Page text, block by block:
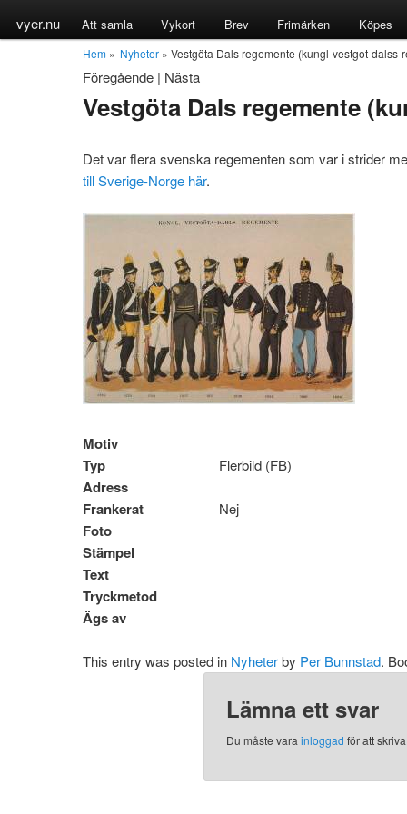
vyer.nu Att samla Vykort Brev Frimärken Köpes
Hem » Nyheter » Vestgöta Dals regemente (kungl-vestgot-dalss-
Föregående | Nästa
Vestgöta Dals regemente
Det var flera svenska regementen som var i strider
till Sverige-Norge här.
Motiv
Typ
Flerbild (FB)
Adress
Frankerat
Nej
Foto
Stämpel
Text
Tryckmetod
Ägs av
This entry was posted in Nyheterby Per Bunnstad.
Lämna ett svar
Du måste varainloggad för att